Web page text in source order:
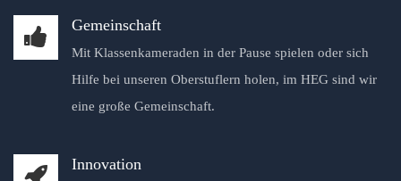
Gemeinschaft
Mit Klassenkameraden in der Pause spielen oder sich
Hilfe bei unseren Oberstuflern holen, im HEG sind wir
eine große Gemeinschaft.
Innovation